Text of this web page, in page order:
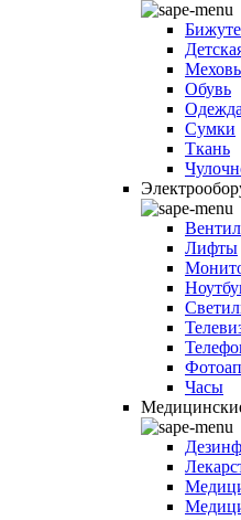
Обувь
Одежда
Сумки
Ткань
Лифты
Часы